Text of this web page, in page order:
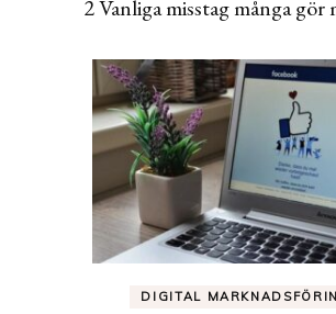
2 Vanliga misstag många gör
DIGITAL